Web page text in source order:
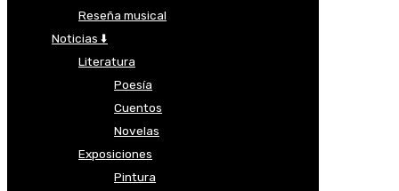
Reseña musical
Noticias ⬇️
Literatura
Poesía
Cuentos
Novelas
Exposiciones
Pintura